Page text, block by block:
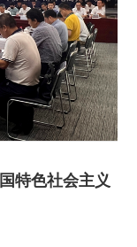
特色社会主义